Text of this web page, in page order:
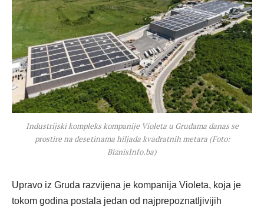
Industrijski kompleks kompanije Violeta u Grudama danas se
prostire na desetinama hiljada kvadratnih metara (Foto:
BiznisInfo.ba)
Upravo iz Gruda razvijena je kompanija Violeta, koja je
tokom godina postala jedan od najprepoznatljivijih